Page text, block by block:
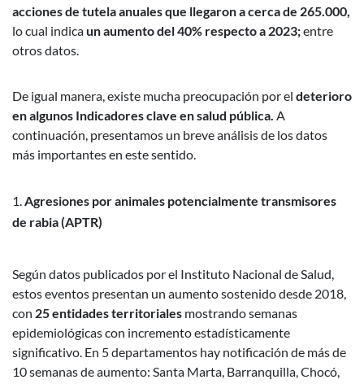
acciones de tutela anuales que llegaron a cerca de 265.000,
lo cual indicaun aumento del 40% respecto a 2023;entre
otros datos.
De igual manera, existe mucha preocupación por el deterioro
en algunos Indicadores clave en salud pública. A
continuación, presentamos un breve análisis de los datos
más importantes en este sentido.
Agresiones por animales potencialmente transmisores
de rabia (APTR)
Según datos publicados por el Instituto Nacional de Salud,
estos eventos presentan un aumento sostenido desde 2018,
con 25 entidades territoriales mostrando semanas
epidemiológicas con incremento estadísticamente
significativo. En 5 departamentos hay notificación de más de
10 semanas de aumento: Santa Marta, Barranquilla, Chocó,